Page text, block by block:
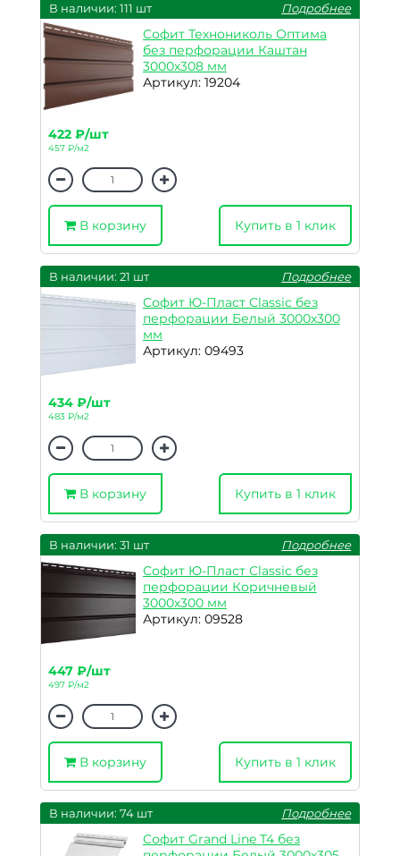
В наличии: 111 шт Подробнее
Софит Технониколь Оптима
без перфорации Каштан
3000х308 мм
Артикул: 19204
422 ₽/шт
457 ₽/м2
В корзину Купить в 1 клик
В наличии: 21 шт Подробнее
Софит Ю-Пласт Classic без
перфорации Белый 3000х300
мм
Артикул: 09493
434 ₽/шт
483 ₽/м2
В корзину Купить в 1 клик
В наличии: 31 шт Подробнее
Софит Ю-Пласт Classic без
перфорации Коричневый
3000х300 мм
Артикул: 09528
447 ₽/шт
497 ₽/м2
В корзину Купить в 1 клик
В наличии: 74 шт Подробнее
Софит Grand Line T4 без